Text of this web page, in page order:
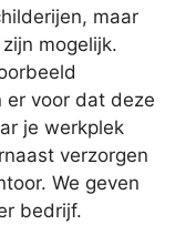
maar
mogelijk.
er voor dat deze
je werkplek
verzorgen
We geven
bedrijf.